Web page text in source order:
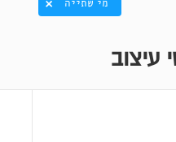
מי שתייה